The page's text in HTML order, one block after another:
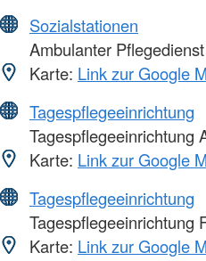
Sozialstationen
Ambulanter Pflegedienst
Karte: Link zur Google
Tagespflegeeinrichtung
Tagespflegeeinrichtung
Karte: Link zur Google
Tagespflegeeinrichtung
Tagespflegeeinrichtung
Karte: Link zur Google